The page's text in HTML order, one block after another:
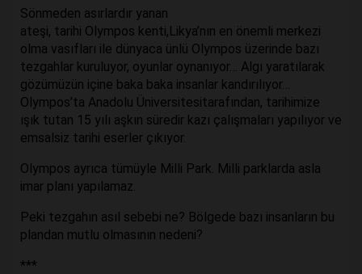
Sönmeden asırlardır yanan
ateşi, tarihi Olympos kenti,Likya’nın en önemli merkezi
olma vasıfları ile dünyaca ünlü Olympos üzerinde bazı
tezgahlar kuruluyor, oyunlar oynanıyor… Algı yaratılarak
gözümüzün içine baka baka insanlar kandırılıyor…
Olympos’ta Anadolu Üniversitesitarafından, tarihimize
ışık tutan 15 yılı aşkın süredir kazı çalışmaları yapılıyor ve
emsalsiz tarihi eserler çıkıyor.
Olympos ayrıca tümüyle Milli Park. Milli parklarda asla
imar planı yapılamaz.
Peki tezgahın asıl sebebi ne? Bölgede bazı insanların bu
plandan mutlu olmasının nedeni?
***